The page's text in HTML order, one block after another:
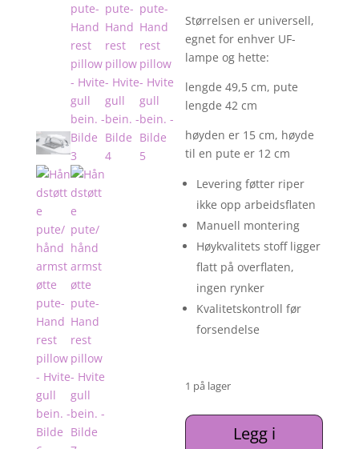
Størrelsen er universell,
egnet for enhver UF-
lampe og hette:
lengde 49,5 cm, pute
lengde 42 cm
høyden er 15 cm, høyde
til en pute er 12 cm ⠀
Levering føtter riper
ikke opp arbeidsflaten
Manuell montering
Høykvalitets stoff ligger
flatt på overflaten,
ingen rynker
Kvalitetskontroll før
forsendelse
1 på lager
HåndstøtteLegg i